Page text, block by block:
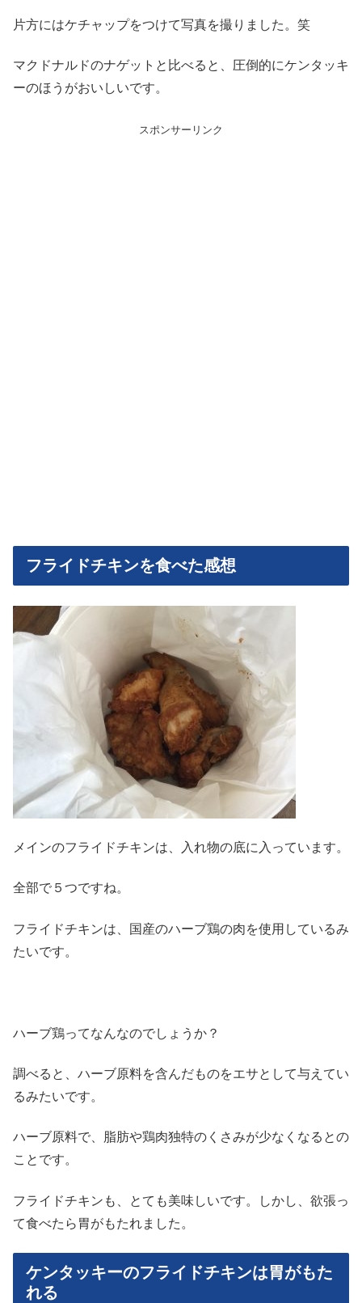
片方にはケチャップをつけて写真を撮りました。笑
マクドナルドのナゲットと比べると、圧倒的にケンタッキ
ーのほうがおいしいです。
スポンサーリンク
フライドチキンを食べた感想
メインのフライドチキンは、入れ物の底に入っています。
全部で５つですね。
フライドチキンは、国産のハーブ鶏の肉を使用しているみ
たいです。
ハーブ鶏ってなんなのでしょうか？
調べると、ハーブ原料を含んだものをエサとして与えてい
るみたいです。
ハーブ原料で、脂肪や鶏肉独特のくさみが少なくなるとの
ことです。
フライドチキンも、とても美味しいです。しかし、欲張っ
て食べたら胃がもたれました。
ケンタッキーのフライドチキンは胃がもた
れる